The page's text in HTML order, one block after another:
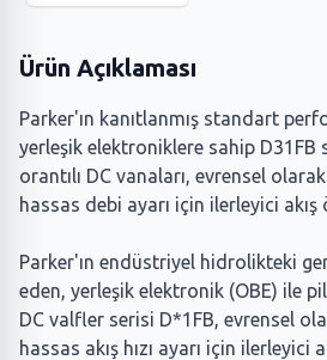
Ürün Açıklaması
Parker'ın kanıtlanmış standart
yerleşik elektroniklere sahip
orantılı DC vanaları, evrensel
hassas debi ayarı için ilerleyici
Parker'ın endüstriyel hidrolikteki
eden, yerleşik elektronik (OBE) ile
DC valfler serisi D*1FB, evrensel
hassas akış hızı ayarı için ilerleyici